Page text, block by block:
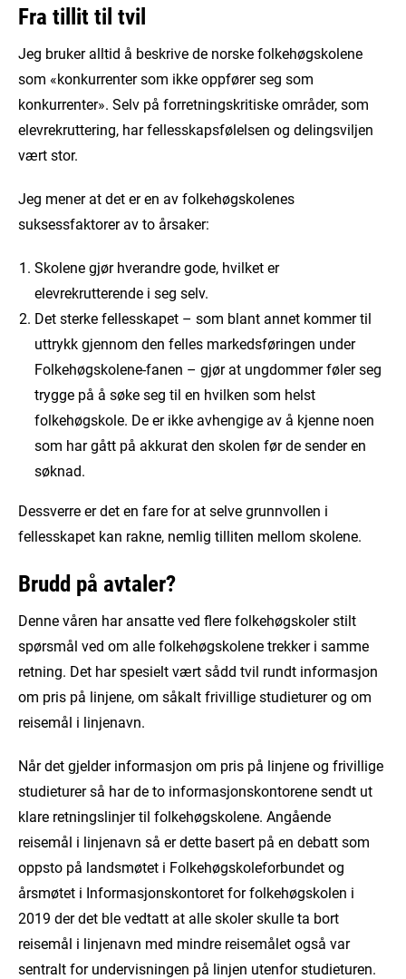
Fra tillit til tvil
Jeg bruker alltid å beskrive de norske folkehøgskolene
som «konkurrenter som ikke oppfører seg som
konkurrenter». Selv på forretningskritiske områder, som
elevrekruttering, har fellesskapsfølelsen og delingsviljen
vært stor.
Jeg mener at det er en av folkehøgskolenes
suksessfaktorer av to årsaker:
Skolene gjør hverandre gode, hvilket er
elevrekrutterende i seg selv.
Det sterke fellesskapet – som blant annet kommer til
uttrykk gjennom den felles markedsføringen under
Folkehøgskolene-fanen – gjør at ungdommer føler seg
trygge på å søke seg til en hvilken som helst
folkehøgskole. De er ikke avhengige av å kjenne noen
som har gått på akkurat den skolen før de sender en
søknad.
Dessverre er det en fare for at selve grunnvollen i
fellesskapet kan rakne, nemlig tilliten mellom skolene.
Brudd på avtaler?
Denne våren har ansatte ved flere folkehøgskoler stilt
spørsmål ved om alle folkehøgskolene trekker i samme
retning. Det har spesielt vært sådd tvil rundt informasjon
om pris på linjene, om såkalt frivillige studieturer og om
reisemål i linjenavn.
Når det gjelder informasjon om pris på linjene og frivillige
studieturer så har de to informasjonskontorene sendt ut
klare retningslinjer til folkehøgskolene. Angående
reisemål i linjenavn så er dette basert på en debatt som
oppsto på landsmøtet i Folkehøgskoleforbundet og
årsmøtet i Informasjonskontoret for folkehøgskolen i
2019 der det ble vedtatt at alle skoler skulle ta bort
reisemål i linjenavn med mindre reisemålet også var
sentralt for undervisningen på linjen utenfor studieturen.